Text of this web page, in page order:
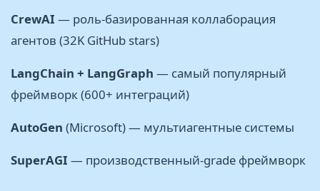
CrewAI — роль-базированная коллаборация
агентов (32K GitHub stars)
LangChain + LangGraph — самый популярный
фреймворк (600+ интеграций)
AutoGen (Microsoft) — мультиагентные системы
SuperAGI — производственный-grade фреймворк